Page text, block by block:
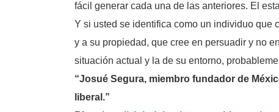
fácil generar cada una de las anteriores. El
Y si usted se identifica como un individuo que
y a su propiedad, que cree en persuadir y no
situación actual y la de su entorno,
“Josué Segura, miembro fundador de
liberal.”